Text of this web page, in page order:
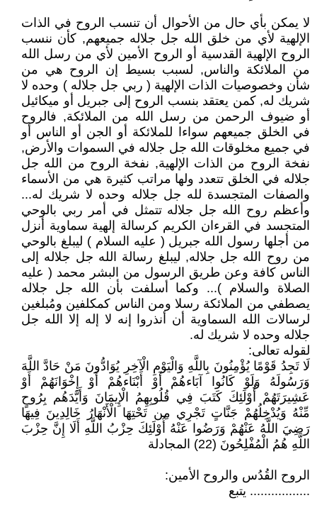
لا يمكن بأي حال من الأحوال أن تنسب الروح في الذات
الإلهية لأي من خلق الله جل جلاله جميعهم, كأن ننسب
الروح الإلهية القدسية أو الروح الأمين لأي من رسل الله
من الملائكة والناس, لسبب بسيط إن الروح هي من
شأن وخصوصيات الذات الإلهية ( ربي جل جلاله ) وحده لا
شريك له, كمن يعتقد بنسب الروح إلى جبريل أو ميكائيل
أو ضيوف الرحمن من رسل الله من الملائكة, فالروح
في الخلق جميعهم سواءا للملائكة أو الجن أو الناس أو
في جميع مخلوقات الله جل جلاله في السموات والأرض,
نفخة الروح من الذات الإلهية, نفخة الروح من الله جل
جلاله في الخلق تتعدد ولها مراتب كثيرة هي من الأسماء
والصفات المتجسدة لله جل جلاله وحده لا شريك له...
وأعظم روح الله جل جلاله تتمثل في أمر ربي بالوحي
المتجسد في القرءان الكريم كرسالة إلهية سماوية أنزل
من أجلها رسول الله جبريل ( عليه السلام ) ليبلغ بالوحي
من روح الله جل جلاله, ليبلغ رسالة الله جل جلاله إلى
الناس كافة وعن طريق الرسول من البشر محمد ( عليه
الصلاة والسلام )... وكما أسلفت بأن الله جل جلاله
يصطفي من الملائكة رسلا ومن الناس كمكلفين ومُبلغين
لرسالات الله السماوية أن أنذروا إنه لا إله إلا الله جل
جلاله وحده لا شريك له.
لقوله تعالى:
لَا تَجِدُ قَوْمًا يُؤْمِنُونَ بِاللَّهِ وَالْيَوْمِ الْآخِرِ يُوَادُّونَ مَنْ حَادَّ اللَّهَ
وَرَسُولَهُ وَلَوْ كَانُوا آبَاءهُمْ أَوْ أَبْنَاءهُمْ أَوْ إِخْوَانَهُمْ أَوْ
عَشِيرَتَهُمْ أُوْلَئِكَ كَتَبَ فِي قُلُوبِهِمُ الْإِيمَانَ وَأَيَّدَهُم بِرُوحٍ
مِّنْهُ وَيُدْخِلُهُمْ جَنَّاتٍ تَجْرِي مِن تَحْتِهَا الْأَنْهَارُ خَالِدِينَ فِيهَا
رَضِيَ اللَّهُ عَنْهُمْ وَرَضُوا عَنْهُ أُوْلَئِكَ حِزْبُ اللَّهِ أَلَا إِنَّ حِزْبَ
اللَّهِ هُمُ الْمُفْلِحُونَ (22) المجادلة
الروح القُدُس والروح الأمين:
................. يتبع